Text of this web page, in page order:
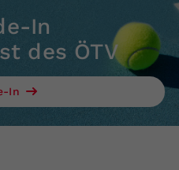
In
des ÖTV
In